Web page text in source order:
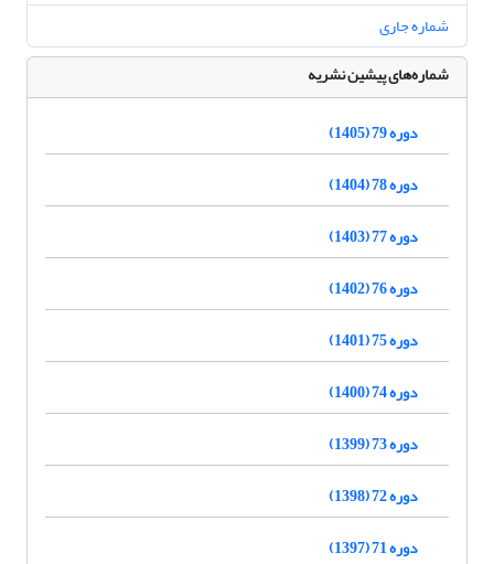
شماره جاری
شماره‌های پیشین نشریه
دوره 79 (1405)
دوره 78 (1404)
دوره 77 (1403)
دوره 76 (1402)
دوره 75 (1401)
دوره 74 (1400)
دوره 73 (1399)
دوره 72 (1398)
دوره 71 (1397)